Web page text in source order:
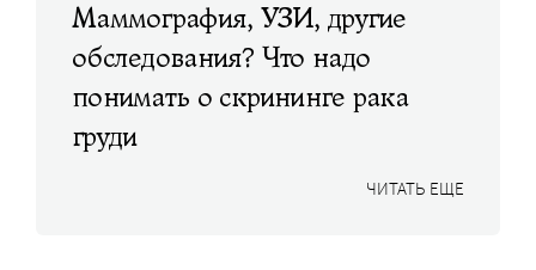
Маммография, УЗИ, другие
обследования? Что надо
понимать о скрининге рака
груди
ЧИТАТЬ ЕЩЕ